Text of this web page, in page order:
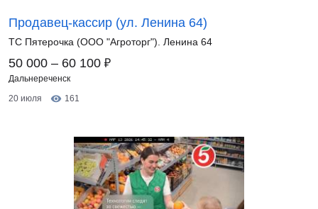
Продавец-кассир (ул. Ленина 64)
ТС Пятерочка (ООО "Агроторг"). Ленина 64
50 000 – 60 100 ₽
Дальнереченск
20 июля
161